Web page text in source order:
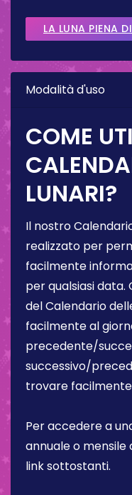
LA LUNA PIENA
Modalità d'uso
COME
LUNARI?
Il nostro
realizzato per
facilmente
per qualsiasi data.
del Calendario
facilmente al
precedente/
successivo/
trovare facilmente
Per accedere a
annuale o mensile
link sottostanti.